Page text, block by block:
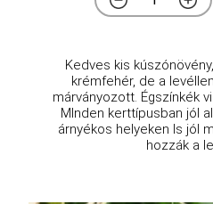
Kedves kis
krémfehér, de a
márványozott. Égszínkék
MInden kerttípusban jól
árnyékos helyeken ls jól
hozzák a